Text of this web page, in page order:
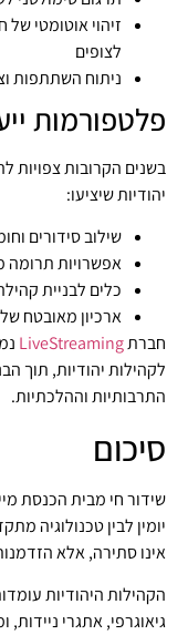
זיהוי אוטומטי
לצופים
ניתוח השתתפות
פלטפורמות
בשנים הקרובות צפויות
יהודיות שיציעו:
שילוב סידורים
אפשרויות תרומה
כלים לבניית
ארכיון מאובטח
חברתLiveStreaming
לקהילות יהודיות, תוך
התרבותיות וההלכתיות.
סיכום
שידור חי מבית הכנסת
יומין לבין טכנולוגיה
אינו סתירה, אלא
הקהילות היהודיות
גיאוגרפי, אתגרי